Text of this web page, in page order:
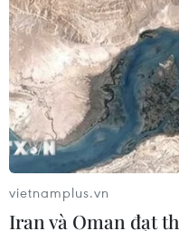
đồng xây dựng nhà
thuê
06/08/2026 08:09
Tạo xung lực mới để
trường bất động sản
vững
05/08/2026 09:21
vietnamplus.vn
Iran và Oman đạt